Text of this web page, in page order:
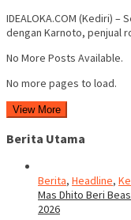
IDEALOKA.COM (Kediri)
dengan Karnoto, penjual
No More Posts Available.
No more pages to load.
View More
Berita Utama
Berita, Headline,
Mas Dhito Beri
2026